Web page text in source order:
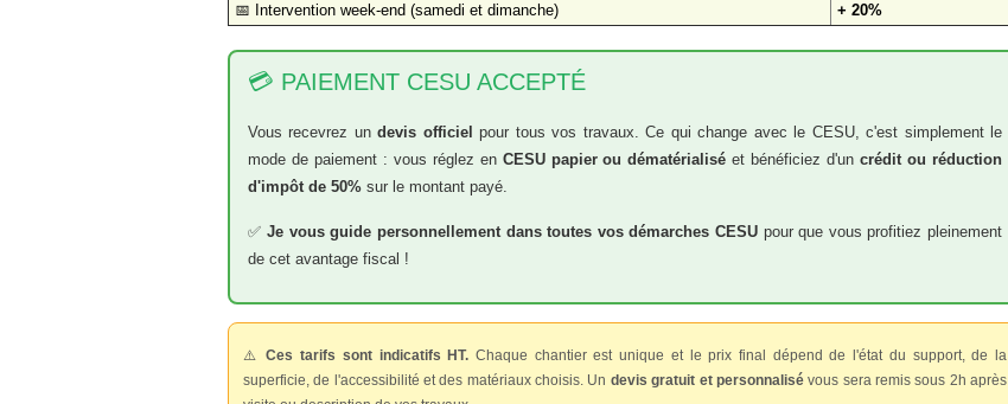
📅 Intervention week-end (samedi et dimanche)
+ 20%
💳 PAIEMENT CESU ACCEPTÉ
Vous recevrez undevis officiel pour tous vos travaux. Ce qui change avec le CESU, c'est simplement le
mode de paiement : vous réglez en CESU papier ou dématérialisé et bénéficiez d'uncrédit ou réduction
d'impôt de 50% sur le montant payé.
✅Je vous guide personnellement dans toutes vos démarches CESU pour que vous profitiez pleinement
de cet avantage fiscal !
⚠️Ces tarifs sont indicatifs HT. Chaque chantier est unique et le prix final dépend de l'état du support, de la
superficie, de l'accessibilité et des matériaux choisis. Un devis gratuit et personnalisévous sera remis sous 2h après